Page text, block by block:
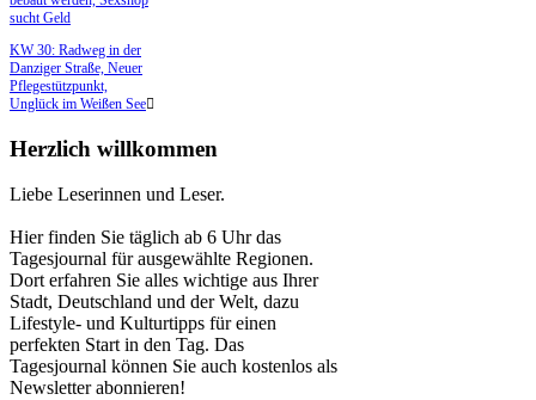
sucht Geld
KW 30: Radweg in der
Danziger Straße, Neuer
Pflegestützpunkt,
Unglück im Weißen See
Herzlich willkommen
Liebe Leserinnen und Leser.
Hier finden Sie täglich ab 6 Uhr das
Tagesjournal für ausgewählte Regionen.
Dort erfahren Sie alles wichtige aus Ihrer
Stadt, Deutschland und der Welt, dazu
Lifestyle- und Kulturtipps für einen
perfekten Start in den Tag. Das
Tagesjournal können Sie auch kostenlos als
Newsletter abonnieren!